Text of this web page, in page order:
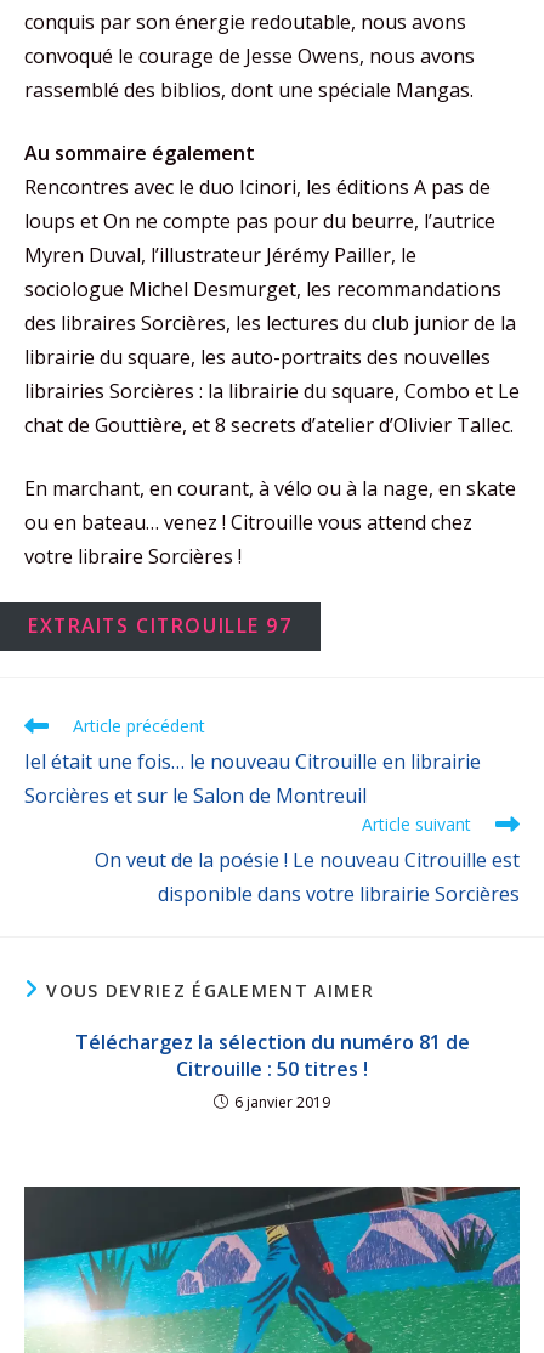
conquis par son énergie redoutable, nous avons
convoqué le courage de Jesse Owens, nous avons
rassemblé des biblios, dont une spéciale Mangas.
Au sommaire également
Rencontres avec le duo Icinori, les éditions A pas de
loups et On ne compte pas pour du beurre, l’autrice
Myren Duval, l’illustrateur Jérémy Pailler, le
sociologue Michel Desmurget, les recommandations
des libraires Sorcières, les lectures du club junior de la
librairie du square, les auto-portraits des nouvelles
librairies Sorcières : la librairie du square, Combo et Le
chat de Gouttière, et 8 secrets d’atelier d’Olivier Tallec.
En marchant, en courant, à vélo ou à la nage, en skate
ou en bateau… venez ! Citrouille vous attend chez
votre libraire Sorcières !
EXTRAITS CITROUILLE 97
Article précédent
Iel était une fois… le nouveau Citrouille en librairie
Sorcières et sur le Salon de Montreuil
Article suivant
On veut de la poésie ! Le nouveau Citrouille est
disponible dans votre librairie Sorcières
VOUS DEVRIEZ ÉGALEMENT AIMER
Téléchargez la sélection du numéro 81 de
Citrouille : 50 titres !
6 janvier 2019